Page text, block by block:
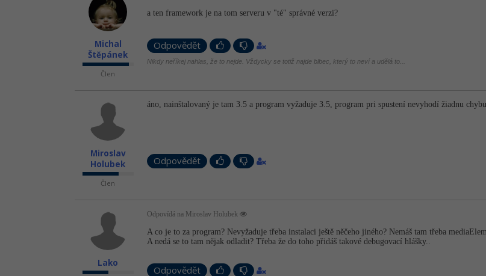
Michal
Štěpánek
Člen
a ten framework je na tom serveru v "té" správné verzi?
Odpovědět
Nikdy neříkej nahlas, že to nejde. Vždycky se totiž najde blbec, který to neví a udělá to...
Miroslav
Holubek
Člen
áno, nainštalovaný je tam 3.5 a program vyžaduje 3.5, program pri spustení nevyhodí žiadnu chybu
Odpovědět
Lako
Odpovídá na Miroslav Holubek
A co je to za program? Nevyžaduje třeba instalaci ještě něčeho jiného? Nemáš tam třeba
A nedá se to tam nějak odladit? Třeba že do toho přidáš takové debugovací hlášky..
Odpovědět